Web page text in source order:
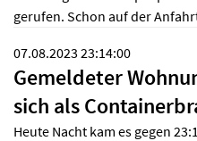
gerufen. Schon auf der
07.08.2023 23:14:00
Gemeldeter
sich als
Heute Nacht kam es gegen